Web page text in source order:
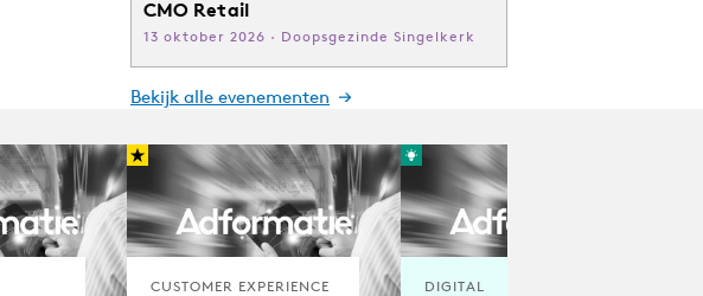
CMO Retail
13 oktober 2026 · Doopsgezinde Singelkerk
Bekijk alle evenementen
CUSTOMER EXPERIENCE
DIGITAL